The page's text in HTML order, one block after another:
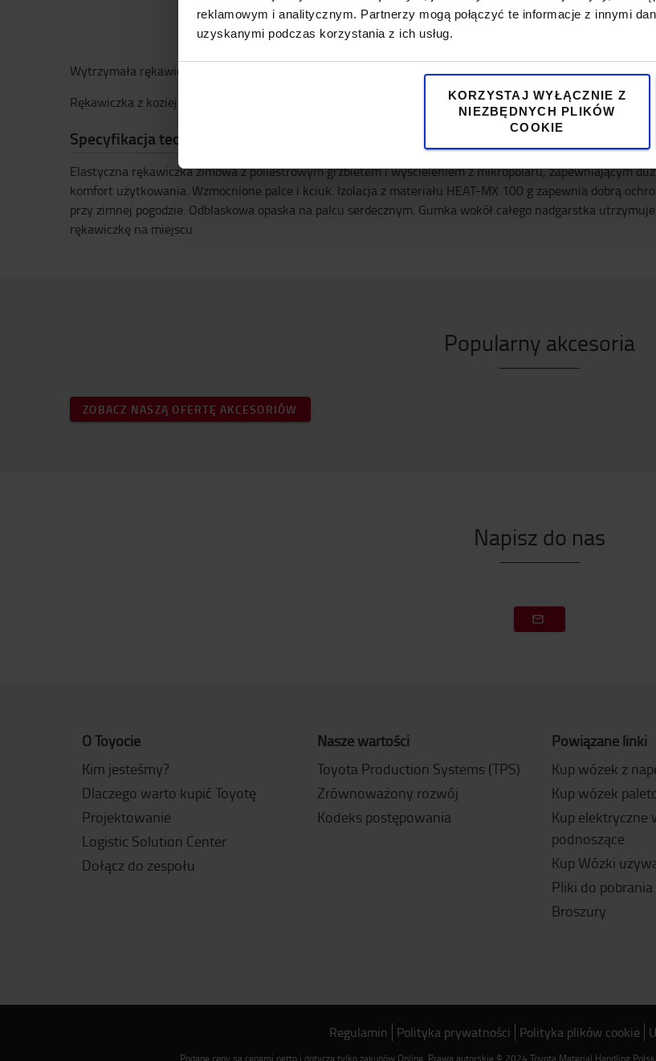
reklamowym i analitycznym. Partnerzy mogą połączyć te informacje z innymi
uzyskanymi podczas korzystania z ich usług.
KORZYSTAJ WYŁĄCZNIE Z
NIEZBĘDNYCH PLIKÓW
COOKIE
Specyfikacja
Wytrzymała rękawiczka Atlas Winter
Rękawiczka z koziej skóry do suchych i zimnych warunków.
Specyfikacja techniczna
Elastyczna rękawiczka zimowa z poliestrowym grzbietem i wyścieleniem z mikropolaru, zapewniającym
komfort użytkowania. Wzmocnione palce i kciuk. Izolacja z materiału HEAT-MX 100 g zapewnia dobrą
przy zimnej pogodzie. Odblaskowa opaska na palcu serdecznym. Gumka wokół całego nadgarstka utrzymuje
rękawiczkę na miejscu.
Popularny akcesoria
ZOBACZ NASZĄ OFERTĘ AKCESORIÓW
Napisz do nas
O Toyocie
Kim jesteśmy?
Dlaczego warto kupić Toyotę
Projektowanie
Logistic Solution Center
Dołącz do zespołu
Nasze wartości
Toyota Production Systems (TPS)
Zrównoważony rozwój
Kodeks postępowania
Powiązane linki
Kup wózek z
Kup wózek
Kup elektryczne
podnoszące
Kup Wózki
Pliki do pobrania
Broszury
Regulamin Polityka prywatności Polityka plików cookie
Podane ceny są cenami netto i dotyczą tylko zakupów Online. Prawa autorskie © 2024 Toyota Material Handling